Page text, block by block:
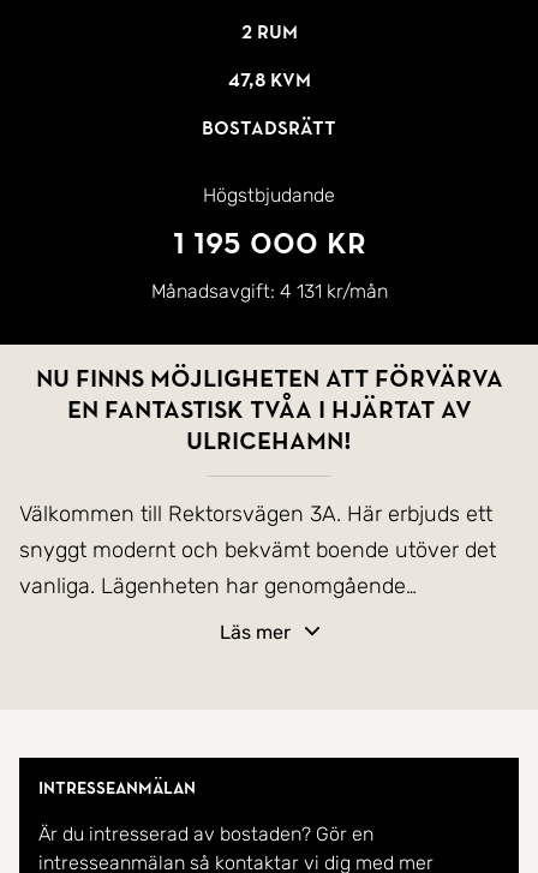
2 rum
47,8 kvm
Bostadsrätt
Högstbjudande
1 195 000 kr
Månadsavgift: 4 131 kr/mån
Nu finns möjligheten att förvärva
en fantastisk tvåa i hjärtat av
Ulricehamn!
Välkommen till Rektorsvägen 3A. Här erbjuds ett
snyggt modernt och bekvämt boende utöver det
vanliga. Lägenheten har genomgående
karaktäristiska drag och måste upplevas på plats.
Välkommen till Rektorsvägen 3A.
I hallen finns avhängningsmöjligheter, köket är
Läs mer
Intresseanmälan
Är du intresserad av bostaden? Gör en
intresseanmälan så kontaktar vi dig med mer